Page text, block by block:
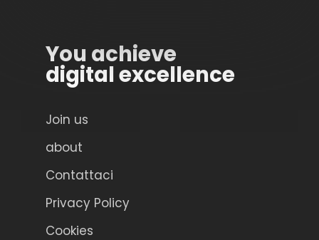
You achieve
digital excellence
Join us
about
Contattaci
Privacy Policy
Cookies